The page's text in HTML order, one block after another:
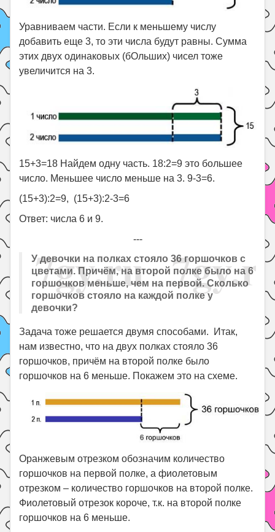
Уравниваем части. Если к меньшему числу
добавить еще 3, то эти числа будут равны. Сумма
этих двух одинаковых (бОльших) чисел тоже
увеличится на 3.
15+3=18 Найдем одну часть. 18:2=9 это большее
число. Меньшее число меньше на 3. 9-3=6.
(15+3):2=9, (15+3):2-3=6
Ответ: числа 6 и 9.
---
У девочки на полках стояло 36 горшочков с
цветами. Причём, на второй полке было на 6
горшочков меньше, чем на первой. Сколько
горшочков стояло на каждой полке у
девочки?
Задача тоже решается двумя способами. Итак,
нам известно, что на двух полках стояло 36
горшочков, причём на второй полке было
горшочков на 6 меньше. Покажем это на схеме.
Оранжевым отрезком обозначим количество
горшочков на первой полке, а фиолетовым
отрезком – количество горшочков на второй полке.
Фиолетовый отрезок короче, т.к. на второй полке
горшочков на 6 меньше.